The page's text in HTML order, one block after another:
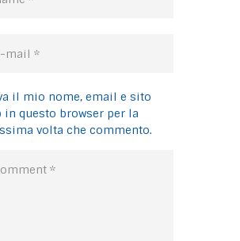
il mio nome, email e sito
in questo browser per la
volta che commento.